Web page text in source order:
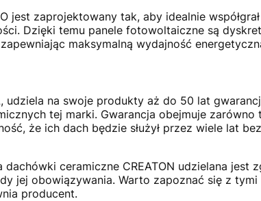
jest zaprojektowany tak, aby idealnie
Dzięki temu panele fotowoltaiczne są
maksymalną wydajność
udziela na swoje produkty aż do 50 lat
tej marki. Gwarancja obejmuje zarówno
że ich dach będzie służył przez wiele lat
dachówki ceramiczne CREATON udzielana jest
jej obowiązywania. Warto zapoznać się z tymi
producent.